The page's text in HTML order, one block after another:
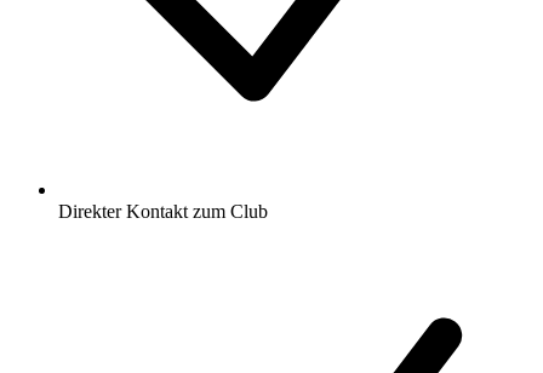
Direkter Kontakt zum Club